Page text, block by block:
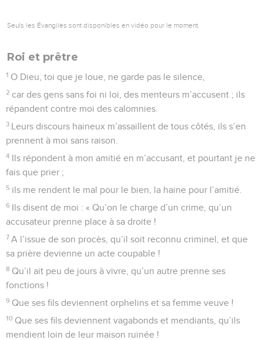
Seuls les Évangiles sont disponibles en vidéo pour le moment.
Roi et prêtre
1 O Dieu, toi que je loue, ne garde pas le silence,
2 car des gens sans foi ni loi, des menteurs m’accusent ; ils
répandent contre moi des calomnies.
3 Leurs discours haineux m’assaillent de tous côtés, ils s’en
prennent à moi sans raison.
4 Ils répondent à mon amitié en m’accusant, et pourtant je ne
fais que prier ;
5 ils me rendent le mal pour le bien, la haine pour l’amitié.
6 Ils disent de moi : « Qu’on le charge d’un crime, qu’un
accusateur prenne place à sa droite !
7 A l’issue de son procès, qu’il soit reconnu criminel, et que
sa prière devienne un acte coupable !
8 Qu’il ait peu de jours à vivre, qu’un autre prenne ses
fonctions !
9 Que ses fils deviennent orphelins et sa femme veuve !
10 Que ses fils deviennent vagabonds et mendiants, qu’ils
mendient loin de leur maison ruinée !